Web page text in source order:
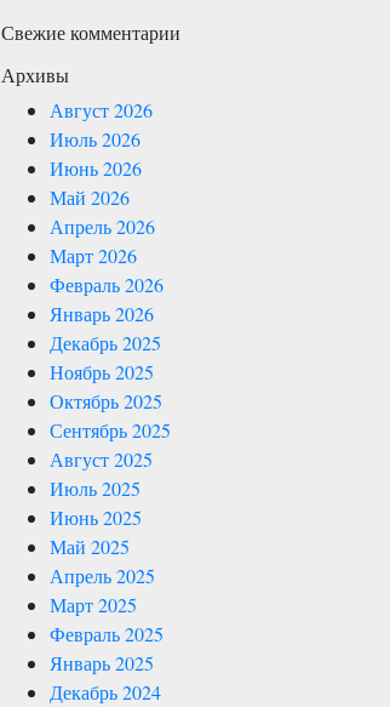
Свежие комментарии
Архивы
Август 2026
Июль 2026
Июнь 2026
Май 2026
Апрель 2026
Март 2026
Февраль 2026
Январь 2026
Декабрь 2025
Ноябрь 2025
Октябрь 2025
Сентябрь 2025
Август 2025
Июль 2025
Июнь 2025
Май 2025
Апрель 2025
Март 2025
Февраль 2025
Январь 2025
Декабрь 2024